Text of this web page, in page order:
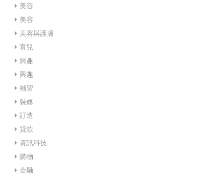
美容
美容
美容與護膚
育兒
興趣
興趣
補習
裝修
訂造
貸款
資訊科技
購物
金融